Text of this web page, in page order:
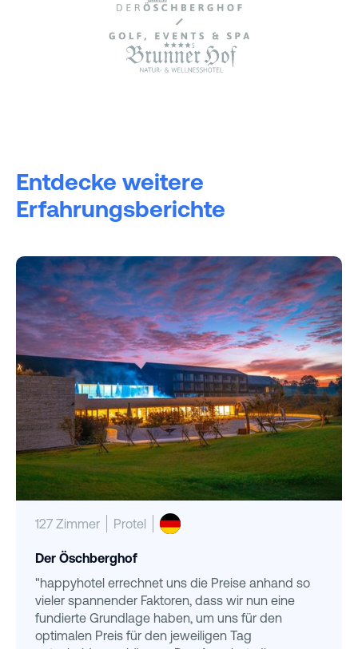
Entdecke weitere
Erfahrungsberichte
127 Zimmer Protel
Der Öschberghof
"happyhotel errechnet uns die Preise anhand so
vieler spannender Faktoren, dass wir nun eine
fundierte Grundlage haben, um uns für den
optimalen Preis für den jeweiligen Tag